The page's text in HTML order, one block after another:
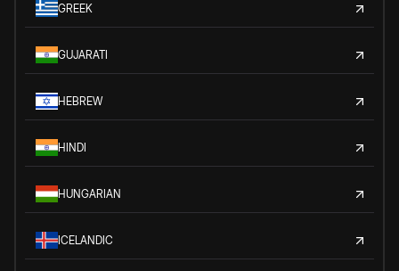
GREEK
GUJARATI
HEBREW
HINDI
HUNGARIAN
ICELANDIC